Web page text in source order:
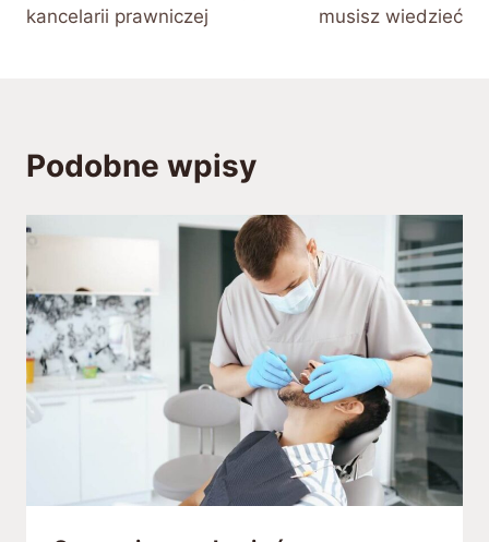
kancelarii prawniczej
musisz wiedzieć
Podobne wpisy